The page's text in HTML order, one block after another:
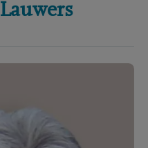
Lauwers